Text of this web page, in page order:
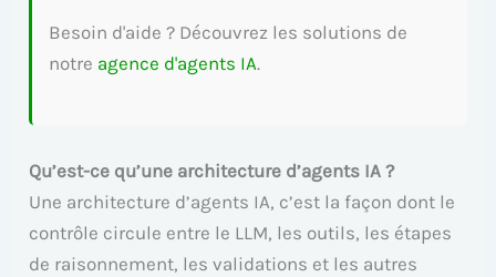
Besoin d'aide ? Découvrez les solutions de
notre agence d'agents IA.
Qu’est-ce qu’une architecture d’agents IA ?
Une architecture d’agents IA, c’est la façon dont le
contrôle circule entre le LLM, les outils, les étapes
de raisonnement, les validations et les autres